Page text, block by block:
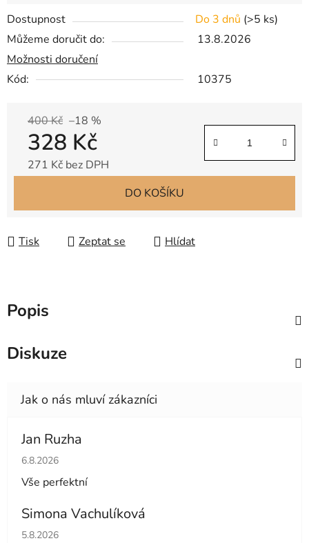
Dostupnost Do 3 dnů (>5 ks)
Můžeme doručit do:
13.8.2026
Možnosti doručení
Kód:
10375
400 Kč –18 %
328 Kč
271 Kč bez DPH
DO KOŠÍKU
Tisk Zeptat se Hlídat
Popis
Diskuze
Jan Ruzha
Hodnocení obchodu je 5 z 5 hvězdiček.
6.8.2026
Vše perfektní
Simona Vachulíková
Hodnocení obchodu je 5 z 5 hvězdiček.
5.8.2026